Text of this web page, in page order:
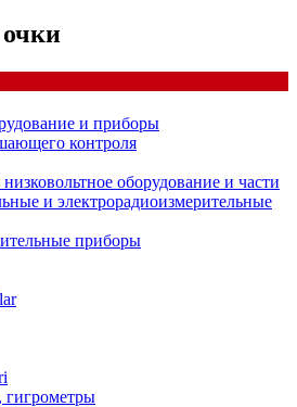
и приборы
контроля
оборудование и части
и электрорадиоизмерительные
приборы
гигрометры